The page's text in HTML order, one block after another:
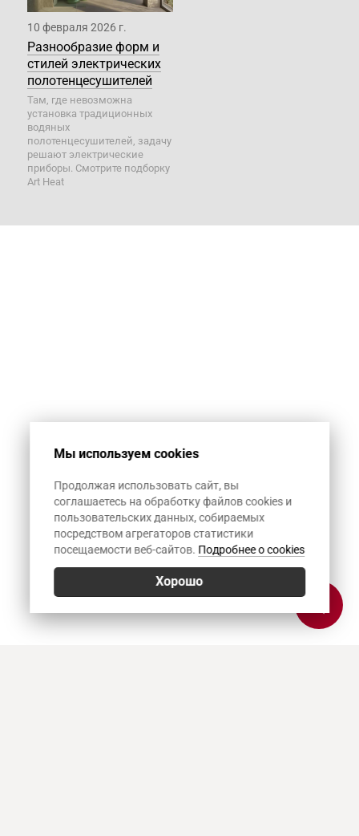
10 февраля 2026 г.
Разнообразие форм и
стилей электрических
полотенцесушителей
Там, где невозможна
установка традиционных
водяных
полотенцесушителей, задачу
решают электрические
приборы. Смотрите подборку
Art Heat
Мы используем cookies
Продолжая использовать сайт, вы
соглашаетесь на обработку файлов cookies и
пользовательских данных, собираемых
посредством агрегаторов статистики
посещаемости веб-сайтов. Подробнее о cookies
Хорошо